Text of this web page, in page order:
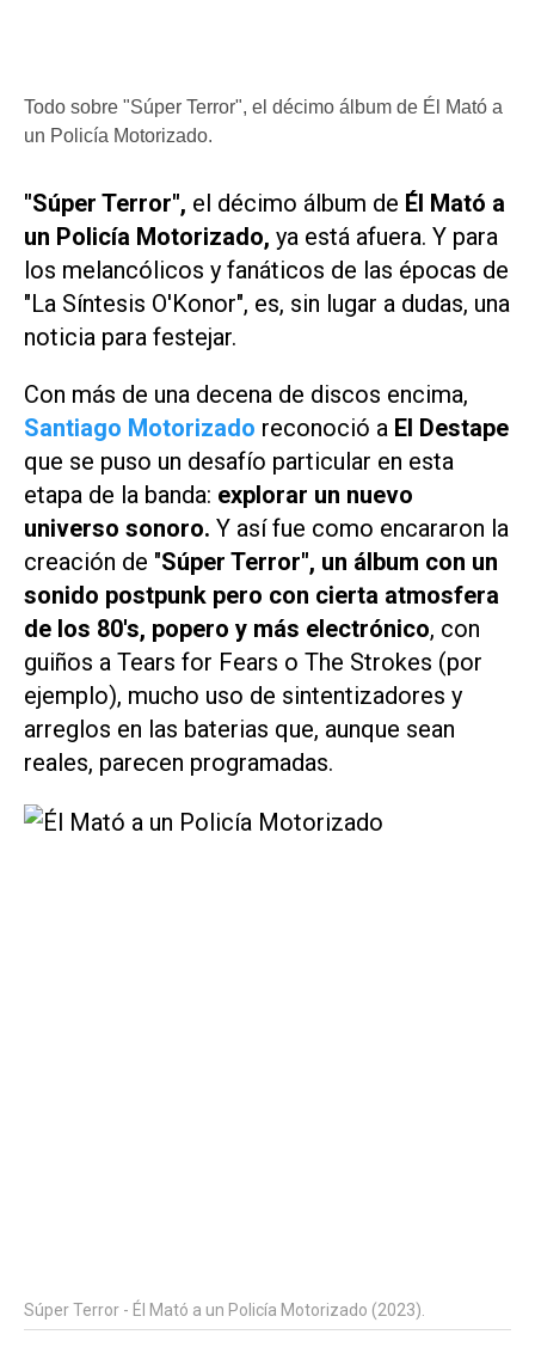
Todo sobre "Súper Terror", el décimo álbum de Él Mató a
un Policía Motorizado.
"Súper Terror", el décimo álbum de Él Mató a
un Policía Motorizado, ya está afuera. Y para
los melancólicos y fanáticos de las épocas de
"La Síntesis O'Konor", es, sin lugar a dudas, una
noticia para festejar.
Con más de una decena de discos encima,
Santiago Motorizado reconoció a El Destape
que se puso un desafío particular en esta
etapa de la banda: explorar un nuevo
universo sonoro. Y así fue como encararon la
creación de "Súper Terror", un álbum con un
sonido postpunk pero con cierta atmosfera
de los 80's, popero y más electrónico, con
guiños a Tears for Fears o The Strokes (por
ejemplo), mucho uso de sintentizadores y
arreglos en las baterias que, aunque sean
reales, parecen programadas.
Súper Terror - Él Mató a un Policía Motorizado (2023).